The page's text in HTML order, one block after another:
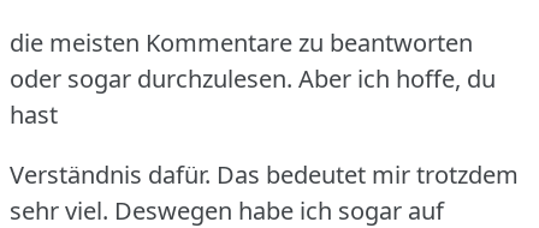
die meisten Kommentare zu beantworten
oder sogar durchzulesen. Aber ich hoffe, du
hast
Verständnis dafür. Das bedeutet mir trotzdem
sehr viel. Deswegen habe ich sogar auf